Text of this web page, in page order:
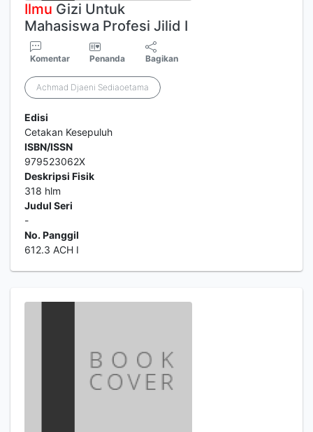
Ilmu Gizi Untuk
Mahasiswa Profesi Jilid I
Komentar Penanda Bagikan
Achmad Djaeni Sediaoetama
Edisi
Cetakan Kesepuluh
ISBN/ISSN
979523062X
Deskripsi Fisik
318 hlm
Judul Seri
-
No. Panggil
612.3 ACH I